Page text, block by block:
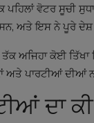
ਪਹਿਲਾਂ ਵੋਟਰ ਸੂਚੀ
ਅਤੇ ਇਸ ਨੇ ਪੂਰੇ ਦੇਸ਼
ਅਜਿਹਾ ਕੋਈ ਤਿੱਖਾ
ਪਾਰਟੀਆਂ ਦੀਆਂ
ਦਾ